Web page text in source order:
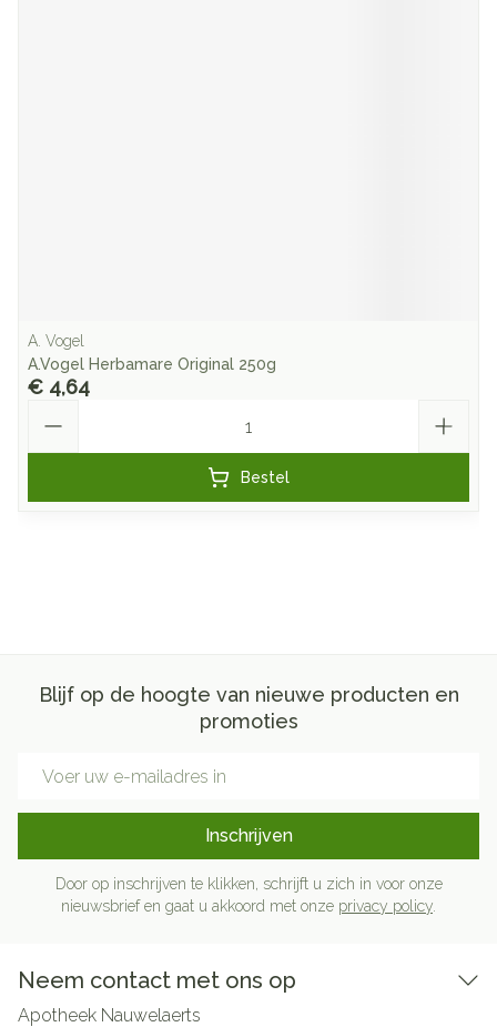
A. Vogel
A.Vogel Herbamare Original 250g
€ 4,64
Bestel
Blijf op de hoogte van nieuwe producten en
promoties
Inschrijven
Door op inschrijven te klikken, schrijft u zich in voor onze
nieuwsbrief en gaat u akkoord met onze privacy policy
Neem contact met ons op
Apotheek Nauwelaerts